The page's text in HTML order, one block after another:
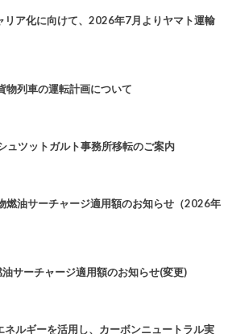
リア化に向けて、2026年7月よりヤマト運輸
物列車の運転計画について
ュツットガルト事務所移転のご案内
燃油サーチャージ適用額のお知らせ（2026年
サーチャージ適用額のお知らせ(変更)
ルギーを活用し、カーボンニュートラル実